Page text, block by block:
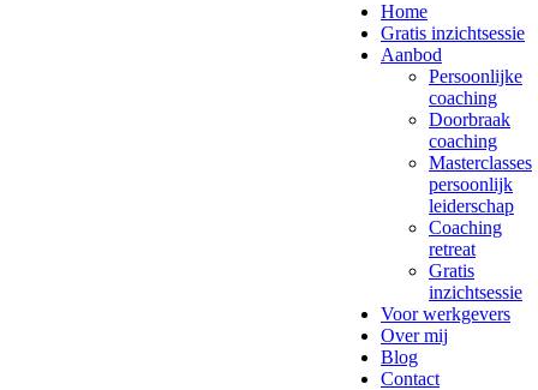
Home
Gratis inzichtsessie
Aanbod
Persoonlijke
coaching
Doorbraak
coaching
Masterclasses
persoonlijk
leiderschap
Coaching
retreat
Gratis
inzichtsessie
Voor werkgevers
Over mij
Blog
Contact